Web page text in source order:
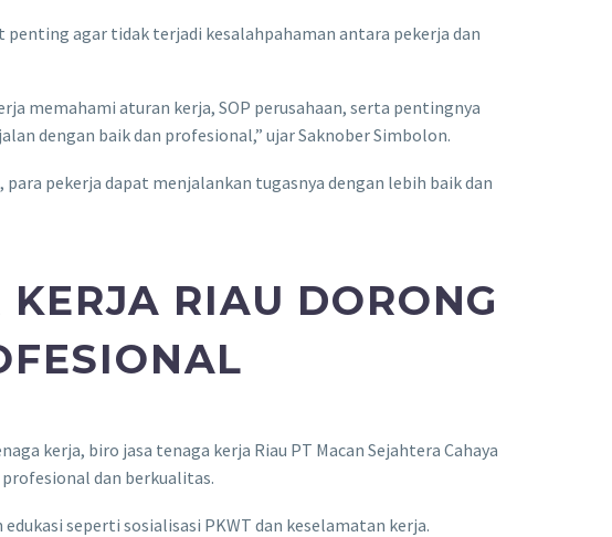
agar tidak terjadi kesalahpahaman antara pekerja dan
memahami aturan kerja, SOP perusahaan, serta pentingnya
dengan baik dan profesional,” ujar Saknober Simbolon.
pekerja dapat menjalankan tugasnya dengan lebih baik dan
RIAU DORONG
kerja, biro jasa tenaga kerja Riau PT Macan Sejahtera Cahaya
dan berkualitas.
seperti sosialisasi PKWT dan keselamatan kerja.